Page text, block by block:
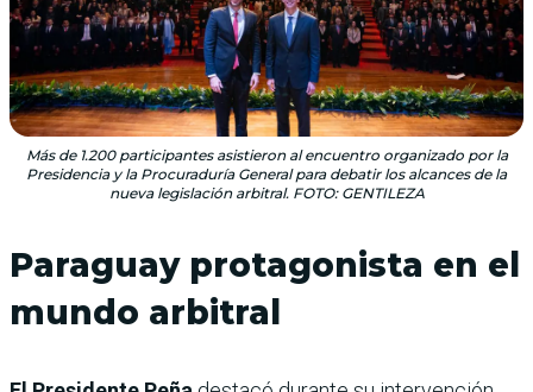
Más de 1.200 participantes asistieron al encuentro organizado por la
Presidencia y la Procuraduría General para debatir los alcances de la
nueva legislación arbitral. FOTO: GENTILEZA
Paraguay protagonista en el
mundo arbitral